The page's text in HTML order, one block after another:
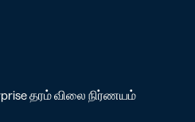
தரம்விலை நிர்ணயம்